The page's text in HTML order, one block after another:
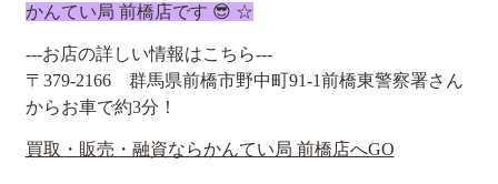
かんてい局 前橋店です 😎 ☆
---お店の詳しい情報はこちら---
〒379-2166 群馬県前橋市野中町91-1前橋東警察署さん
からお車で約3分！
買取・販売・融資ならかんてい局 前橋店へGO